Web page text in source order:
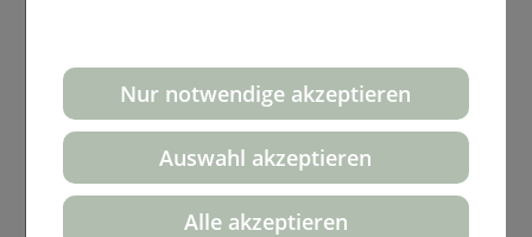
Nur notwendige akzeptieren
Auswahl akzeptieren
Alle akzeptieren